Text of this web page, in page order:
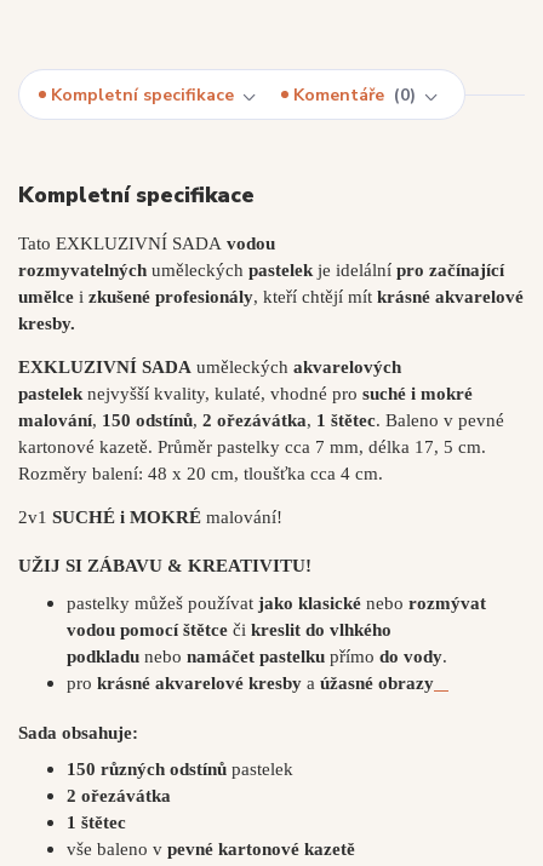
Kompletní specifikace Komentáře 0
Kompletní specifikace
Tato EXKLUZIVNÍ SADA vodou
rozmyvatelných uměleckých pastelek je idelální pro začínající
umělce i zkušené profesionály, kteří chtějí mít krásné akvarelové
kresby.
EXKLUZIVNÍ SADA uměleckých akvarelových
pastelek nejvyšší kvality, kulaté, vhodné pro suché i mokré
malování, 150 odstínů, 2 ořezávátka, 1 štětec. Baleno v pevné
kartonové kazetě. Průměr pastelky cca 7 mm, délka 17, 5 cm.
Rozměry balení: 48 x 20 cm, tloušťka cca 4 cm.
2v1 SUCHÉ i MOKRÉ malování!
UŽIJ SI ZÁBAVU & KREATIVITU!
pastelky můžeš používat jako klasické nebo rozmývat
vodou pomocí štětce či kreslit do vlhkého
podkladu nebo namáčet pastelku přímo do vody.
pro krásné akvarelové kresby a úžasné obrazy
Sada obsahuje:
150 různých odstínů pastelek
2 ořezávátka
1 štětec
vše baleno v pevné kartonové kazetě